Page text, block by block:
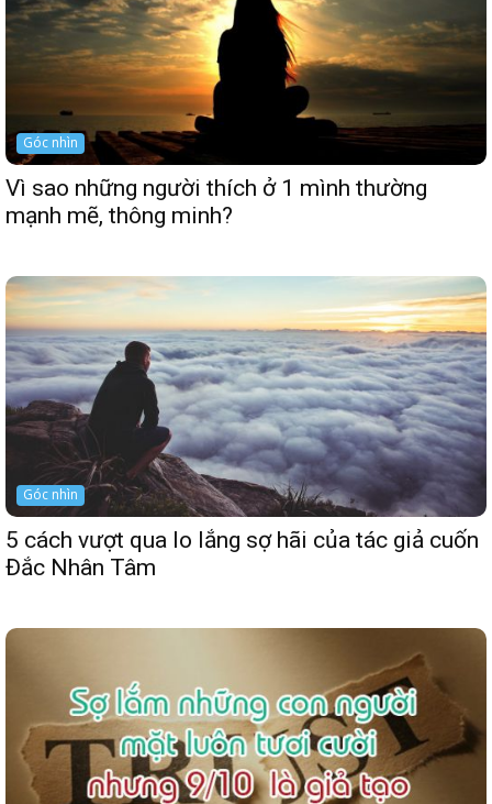
Góc nhìn
Vì sao những người thích ở 1 mình thường
mạnh mẽ, thông minh?
Góc nhìn
5 cách vượt qua lo lắng sợ hãi của tác giả cuốn
Đắc Nhân Tâm